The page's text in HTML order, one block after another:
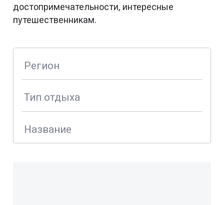
достопримечательности, интересные
путешественникам.
Регион
Тип отдыха
Название